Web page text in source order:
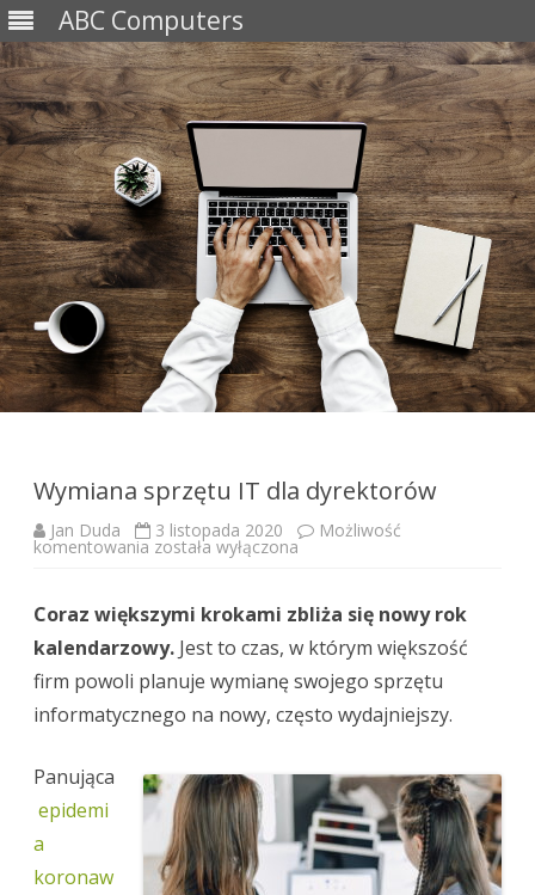
ABC Computers
Wymiana sprzętu IT dla dyrektorów
Jan Duda 3 listopada 2020 Możliwość
komentowania Wymiana
dyrektorów
została wyłączona
Coraz większymi krokami zbliża się nowy rok
kalendarzowy. Jest to czas, w którym większość
firm powoli planuje wymianę swojego sprzętu
informatycznego na nowy, często wydajniejszy.
Panująca
epidemi
a
koronaw